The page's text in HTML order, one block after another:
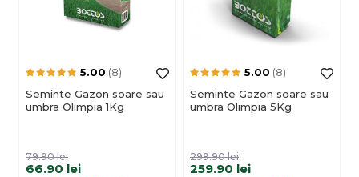
5.00 (8)
Seminte Gazon soare sau
umbra Olimpia 1Kg
66.90 lei
79.90 lei
5.00 (8)
Seminte Gazon soare sau
umbra Olimpia 5Kg
259.90 lei
299.90 lei